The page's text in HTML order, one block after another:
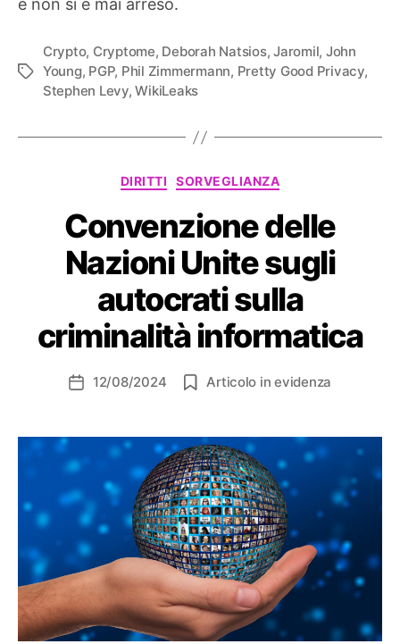
e non si è mai arreso.
Tag
Crypto, Cryptome, Deborah Natsios,Jaromil, John
Young, PGP, Phil Zimmermann, Pretty Good Privacy,
Stephen Levy,WikiLeaks
Categorie
DIRITTI SORVEGLIANZA
Convenzione delle
Nazioni Unite sugli
autocrati sulla
criminalità informatica
Data12/08/2024 Articolo in evidenza